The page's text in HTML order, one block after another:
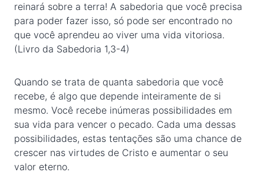
reinará sobre a terra! A sabedoria que você precisa
para poder fazer isso, só pode ser encontrado no
que você aprendeu ao viver uma vida vitoriosa.
(Livro da Sabedoria 1,3-4)
Quando se trata de quanta sabedoria que você
recebe, é algo que depende inteiramente de si
mesmo. Você recebe inúmeras possibilidades em
sua vida para vencer o pecado. Cada uma dessas
possibilidades, estas tentações são uma chance de
crescer nas virtudes de Cristo e aumentar o seu
valor eterno.